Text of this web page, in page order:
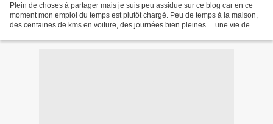
Plein de choses à partager mais je suis peu assidue sur ce blog car en ce
moment mon emploi du temps est plutôt chargé. Peu de temps à la maison,
des centaines de kms en voiture, des journées bien pleines.... une vie de